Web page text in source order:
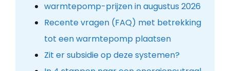
warmtepomp-prijzen in augustus 2026
Recente vragen (FAQ) met betrekking
tot een warmtepomp plaatsen
Zit er subsidie op deze systemen?